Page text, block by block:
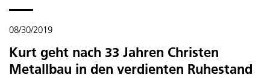
08/30/2019
Kurt geht nach 33 Jahren Christen
Metallbau in den verdienten Ruhestand